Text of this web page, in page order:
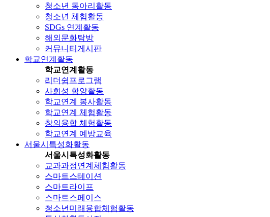
청소년 동아리활동
청소년 체험활동
SDGs 연계활동
해외문화탐방
커뮤니티게시판
학교연계활동
학교연계활동
리더쉽프로그램
사회성 함양활동
학교연계 봉사활동
학교연계 체험활동
창의융합 체험활동
학교연계 예방교육
서울시특성화활동
서울시특성화활동
교과과정연계체험활동
스마트스테이션
스마트라이프
스마트스페이스
청소년미래융합체험활동